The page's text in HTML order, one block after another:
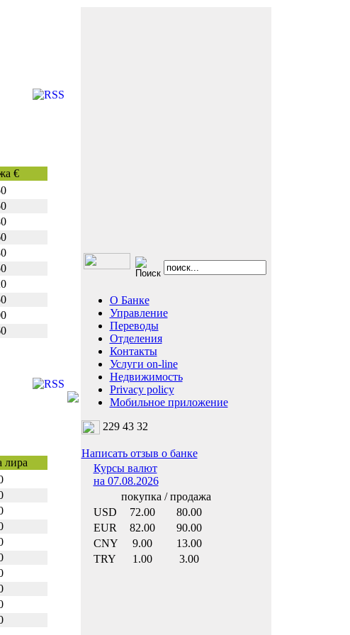
О Банке
Управление
Переводы
Отделения
Контакты
Услуги on-line
Недвижимость
Privacy policy
Мобильное приложение
229 43 32
Написать отзыв о банке
Курсы валют
на 07.08.2026
покупка / продажа
USD
72.00
80.00
EUR
82.00
90.00
CNY
9.00
13.00
TRY
1.00 3.00
€
лира